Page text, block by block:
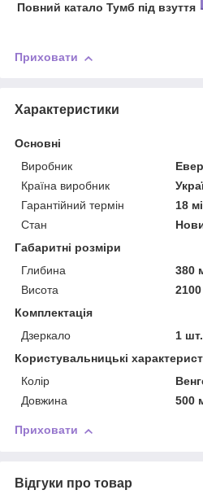
Повний катало Тумб під взуття
Приховати
Характеристики
Основні
Виробник
Країна виробник
Гарантійний термін
18
Стан
Габаритні розміри
Глибина
380
Висота
Комплектація
Дзеркало
1 шт.
Користувальницькі
Колір
Довжина
500
Приховати
Відгуки про товар